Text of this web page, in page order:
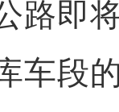
路即
车段